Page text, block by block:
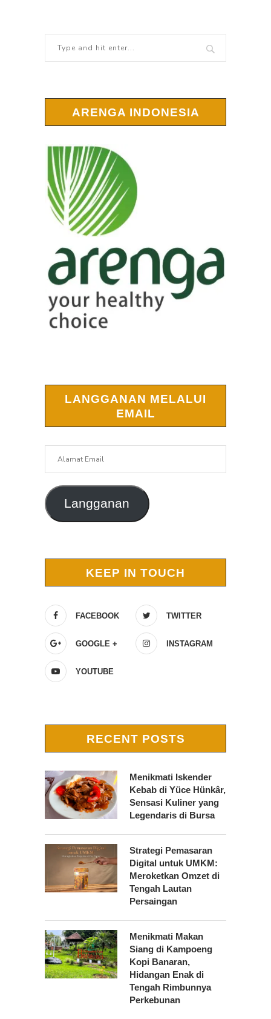
ARENGA INDONESIA
LANGGANAN MELALUI
EMAIL
Langganan
KEEP IN TOUCH
FACEBOOK TWITTER
GOOGLE + INSTAGRAM
YOUTUBE
RECENT POSTS
Menikmati Iskender
Kebab di Yüce Hünkâr,
Sensasi Kuliner yang
Legendaris di Bursa
Strategi Pemasaran
Digital untuk UMKM:
Meroketkan Omzet di
Tengah Lautan
Persaingan
Menikmati Makan
Siang di Kampoeng
Kopi Banaran,
Hidangan Enak di
Tengah Rimbunnya
Perkebunan